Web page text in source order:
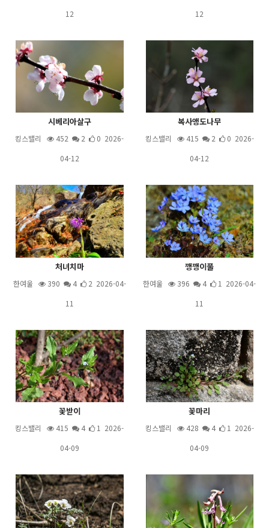
12 12
시베리아살구
킹스밸리 452 2
0 2026-
04-12
복사앵도나무
킹스밸리 415 2
0 2026-
04-12
처녀치마
한여울 390 4
2 2026-04-
11
깽깽이풀
한여울 396 4
1 2026-04-
11
꽃받이
킹스밸리 415 4
1 2026-
04-09
꽃마리
킹스밸리 428 4
1 2026-
04-09